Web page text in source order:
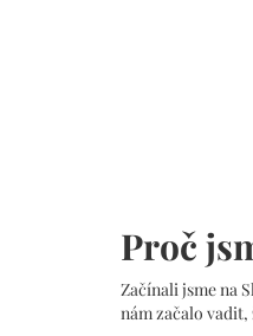
Proč
Začínali jsme na
nám začalo vadit,